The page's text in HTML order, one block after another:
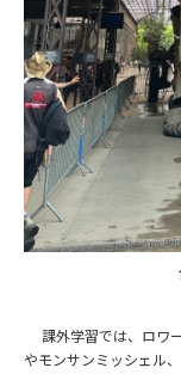
課外学習では、ロワ
やモンサンミッシェル